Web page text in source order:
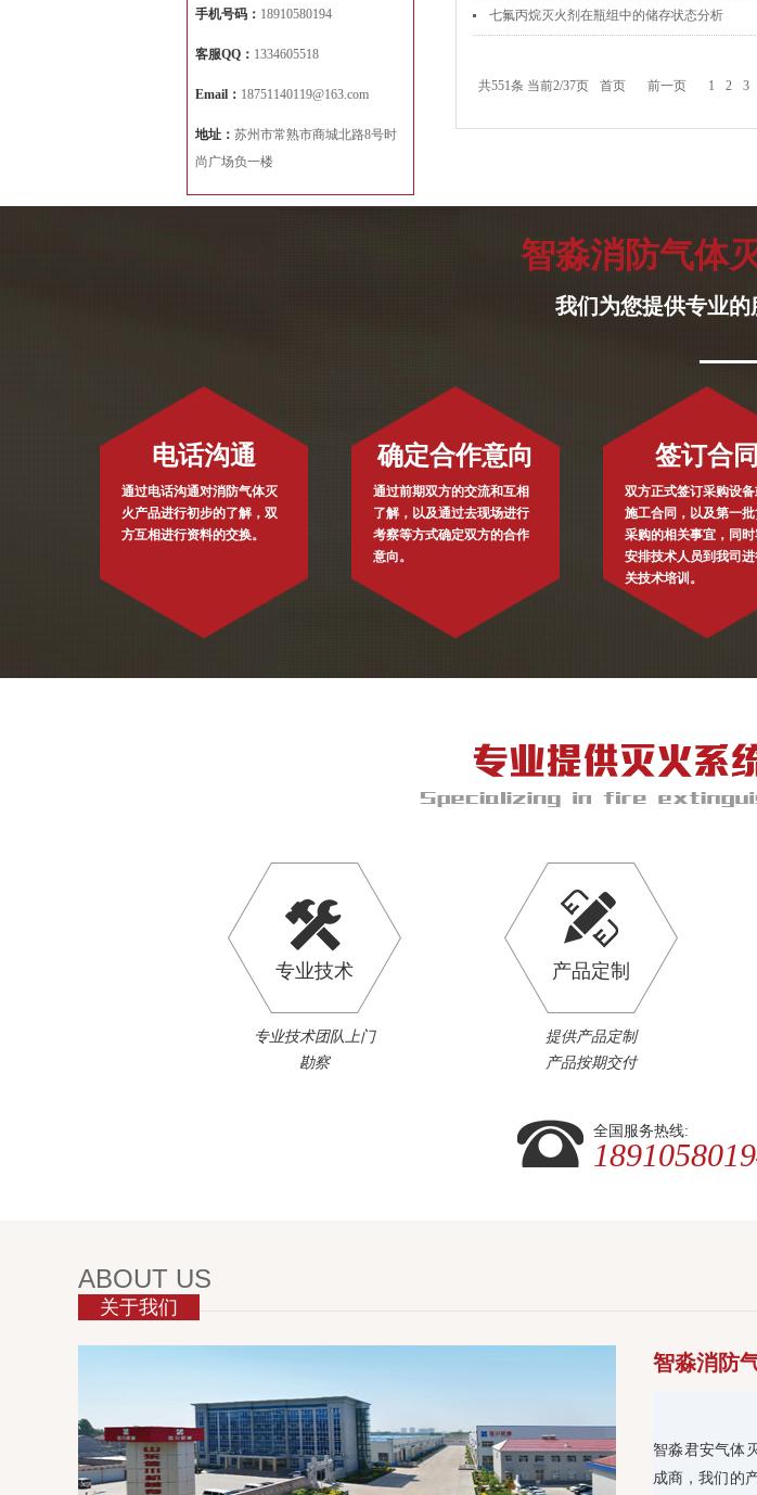
七氟丙烷灭火剂在瓶组中的储存状态分析
共551条 当前2/37页 首页 前一页 1 2 3
手机号码： 18910580194
客服QQ： 1334605518
Email： 18751140119@163.com
地址： 苏州市常熟市商城北路8号时
尚广场负一楼
智淼消防气体
我们为您提供专业
电话沟通
通过电话沟通对消防气体灭
火产品进行初步的了解，双
方互相进行资料的交换。
确定合作意向
通过前期双方的交流和互相
了解，以及通过去现场进行
考察等方式确定双方的合作
意向。
签订合同
双方正式签订采购设
施工合同，以及第一
采购的相关事宜，同
安排技术人员到我司进
关技术培训。
专业技术
专业技术团队上门
勘察
产品定制
提供产品定制
产品按期交付
全国服务热线:
ABOUT US
关于我们
智淼消防
智淼君安气体
成商，我们的